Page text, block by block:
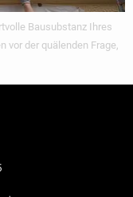
Bausubstanz Ihres
vor der quälenden Frage,